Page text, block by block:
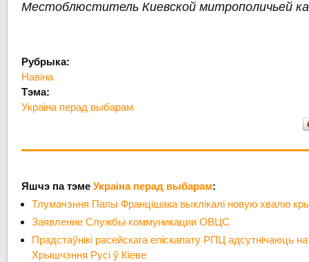
Местоблюститель Киевской митрополичьей
Рубрыка:
Навіна
Тэма:
Украіна перад выбарам
Яшчэ па тэмеУкраіна перад выбарам:
Тлумачэння Папы Францішака выклікалі новую хвалю
Заявление Службы коммуникации ОВЦС
Прадстаўнікі расейскага епіскапату РПЦ адсутнічаюць
Хрышчэння Русі ў Кіеве